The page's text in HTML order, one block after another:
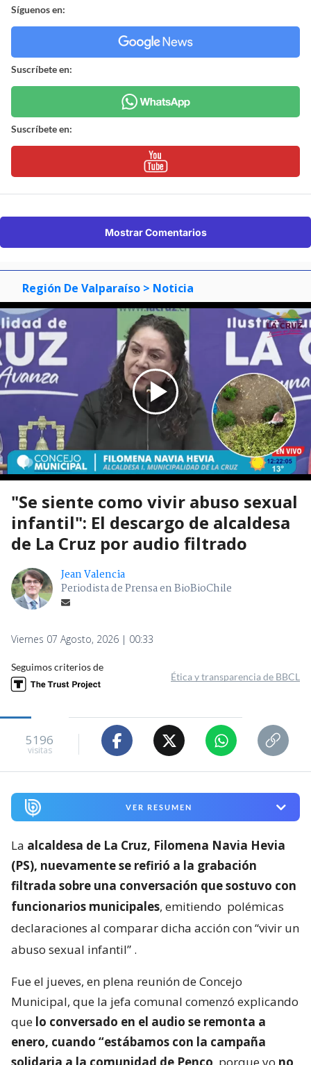
Síguenos en:
Suscríbete en:
Suscríbete en:
Mostrar Comentarios
Región De Valparaíso > Noticia
"Se siente como vivir abuso sexual
infantil": El descargo de alcaldesa
de La Cruz por audio filtrado
Jean Valencia
Periodista de Prensa en BioBioChile
Viernes 07 Agosto, 2026 | 00:33
Seguimos criterios de
Ética y transparencia de BBCL
5196
visitas
VER RESUMEN
La alcaldesa de La Cruz, Filomena Navia Hevia
(PS), nuevamente se refirió a la grabación
filtrada sobre una conversación que sostuvo con
funcionarios municipales, emitiendo polémicas
declaraciones al comparar dicha acción con “vivir un
abuso sexual infantil” .
Fue el jueves, en plena reunión de Concejo
Municipal, que la jefa comunal comenzó explicando
que lo conversado en el audio se remonta a
enero, cuando “estábamos con la campaña